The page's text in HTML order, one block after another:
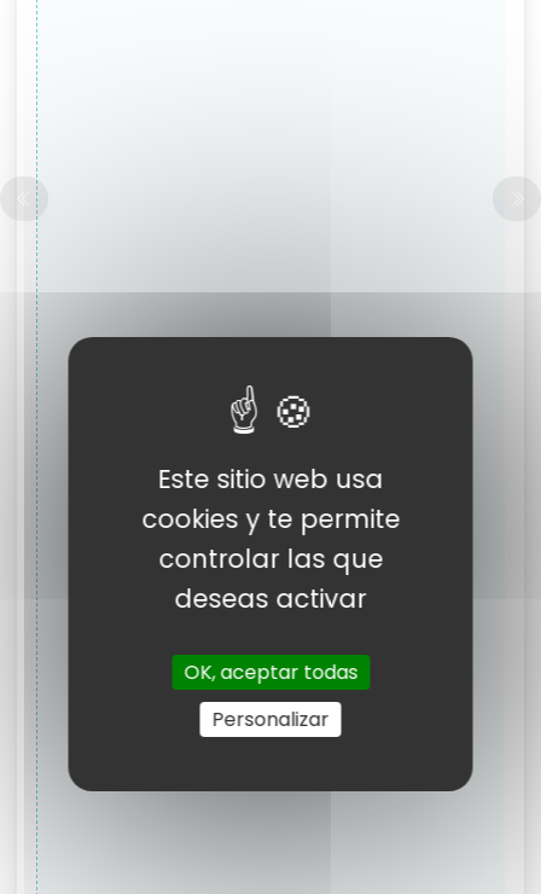
Este sitio web usa
cookies y te permite
controlar las que
deseas activar
OK, aceptar todas
Personalizar